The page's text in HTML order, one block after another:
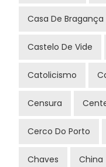
Casa De Bragança
Castelo De Vide
Catolicismo
Censura
Cerco Do Porto
Chaves China